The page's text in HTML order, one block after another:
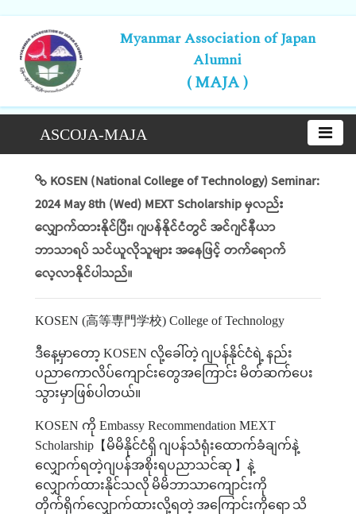
Myanmar Association of Japan
Alumni
( MAJA )
ASCOJA-MAJA
KOSEN (National College of Technology) Seminar:
2024 May 8th (Wed) MEXT Scholarship မှလည်း
လျှောက်ထားနိုင်ပြီး၊ ဂျပန်နိုင်ငံတွင် အင်ဂျင်နီယာ
ဘာသာရပ် သင်ယူလိုသူများ အနေဖြင့် တက်ရောက်
လေ့လာနိုင်ပါသည်။
KOSEN (高等専門学校) College of Technology
ဒီနေ့မှာတော့ KOSEN လို့ခေါ်တဲ့ ဂျပန်နိုင်ငံရဲ့ နည်း
ပညာကောလိပ်ကျောင်းတွေအကြောင်း မိတ်ဆက်ပေး
သွားမှာဖြစ်ပါတယ်။
KOSEN ကို Embassy Recommendation MEXT
Scholarship 【 မိမိနိုင်ငံရှိ ဂျပန်သံရုံးထောက်ခံချက်နဲ့
လျှောက်ရတဲ့ဂျပန်အစိုးရပညာသင်ဆု 】နဲ့
လျှောက်ထားနိုင်သလို မိမိဘာသာကျောင်းကို
တိုက်ရိုက်လျှောက်ထားလို့ရတဲ့ အကြောင်းကိုရော သိ